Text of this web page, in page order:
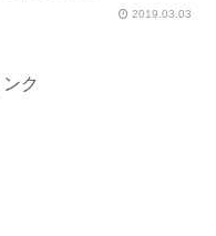
2019.03.03
ク